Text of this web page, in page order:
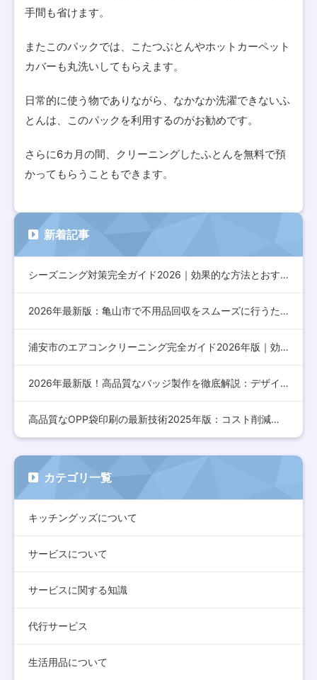
手間も省けます。
またこのパックでは、こたつぶとんやホットカーペット
カバーも丸洗いしてもらえます。
日常的に使う物でありながら、なかなか洗濯できないふ
とんは、このパックを利用するのがお勧めです。
さらに6カ月の間、クリーニングしたふとんを無料で預
かってもらうこともできます。
新着記事
シーズニング対策完全ガイド2026｜効果的な方法とおすすめア…
2026年最新版：亀山市で不用品回収をスムーズに行うための完…
浦安市のエアコンクリーニング完全ガイド2026年版｜効果的な…
2026年最新版！高品質なバッジ製作を徹底解説：デザインから…
高品質なOPP袋印刷の最新技術2025年版：コスト削減とデザ…
カテゴリ一覧
キッチングッズについて
サービスについて
サービスに関する知識
代行サービス
生活用品について